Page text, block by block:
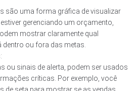
são uma forma gráfica de visualizar
gerenciando um orçamento,
mostrar claramente qual
dentro ou fora das metas.
:
ou sinais de alerta, podem ser usados
críticas. Por exemplo, você
de seta para mostrar se as vendas